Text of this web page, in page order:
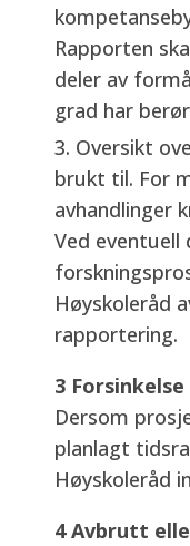
Rapporten
deler av
grad har
Oversikt
brukt til. For
avhandlinger
Ved eventuell
Høyskoleråd
rapportering.
3 Forsinkelse
Dersom
planlagt
Høyskoleråd
4 Avbrutt